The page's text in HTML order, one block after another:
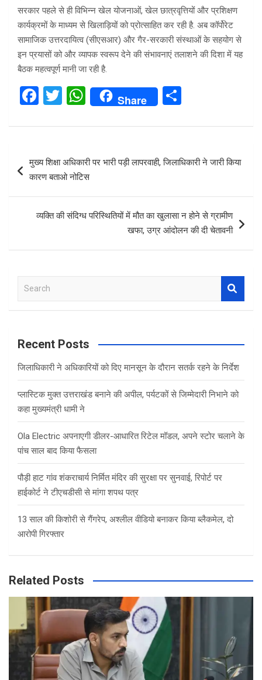
सरकार पहले से ही विभिन्न खेल योजनाओं, खेल छात्रवृत्तियों और प्रशिक्षण
कार्यक्रमों के माध्यम से खिलाड़ियों को प्रोत्साहित कर रही है. अब कॉर्पोरेट
सामाजिक उत्तरदायित्व (सीएसआर) और गैर-सरकारी संस्थाओं के सहयोग से
इन प्रयासों को और व्यापक स्वरूप देने की संभावनाएं तलाशने की दिशा में यह
बैठक महत्वपूर्ण मानी जा रही है.
F
ce
b
o
k
T
tt
er
W
at
s
A
p
Share
ar
e
navigation
मुख्य शिक्षा अधिकारी पर भारी पड़ी लापरवाही, जिलाधिकारी ने जारी किया
कारण बताओ नोटिस
व्यक्ति की संदिग्ध परिस्थितियों में मौत का खुलासा न होने से ग्रामीण
खफा, उग्र आंदोलन की दी चेतावनी
a
c
Recent Posts
जिलाधिकारी ने अधिकारियों को दिए मानसून के दौरान सतर्क रहने के निर्देश
प्लास्टिक मुक्त उत्तराखंड बनाने की अपील, पर्यटकों से जिम्मेदारी निभाने को
कहा मुख्यमंत्री धामी ने
Ola Electric अपनाएगी डीलर-आधारित रिटेल मॉडल, अपने स्टोर चलाने के
पांच साल बाद किया फैसला
पौड़ी हाट गांव शंकराचार्य निर्मित मंदिर की सुरक्षा पर सुनवाई, रिपोर्ट पर
हाईकोर्ट ने टीएचडीसी से मांगा शपथ पत्र
13 साल की किशोरी से गैंगरेप, अश्लील वीडियो बनाकर किया ब्लैकमेल, दो
आरोपी गिरफ्तार
Related Posts